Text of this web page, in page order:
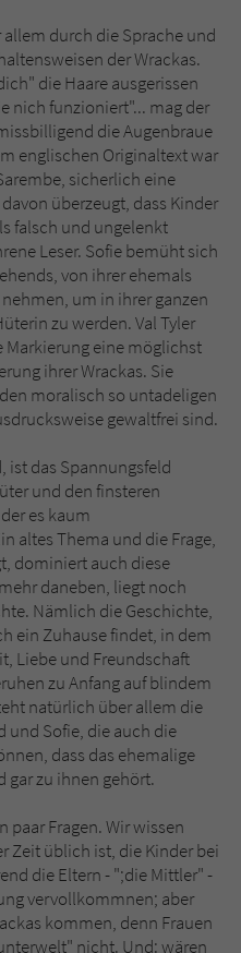
durch die Sprache und
der Wrackas.
die Haare ausgerissen
nich funzioniert"... mag der
die Augenbraue
englischen Originaltext war
sicherlich eine
überzeugt, dass Kinder
falsch und ungelenkt
Leser. Sofie bemüht sich
von ihrer ehemals
um in ihrer ganzen
zu werden. Val Tyler
eine möglichst
ihrer Wrackas. Sie
moralisch so untadeligen
gewaltfrei sind.
ist das Spannungsfeld
und den finsteren
es kaum
altes Thema und die Frage,
dominiert auch diese
daneben, liegt noch
Nämlich die Geschichte,
ein Zuhause findet, in dem
Liebe und Freundschaft
zu Anfang auf blindem
natürlich über allem die
und Sofie, die auch die
dass das ehemalige
gar zu ihnen gehört.
Fragen. Wir wissen
Zeit üblich ist, die Kinder bei
die Eltern - ";die Mittler" -
vervollkommnen; aber
kommen, denn Frauen
nicht. Und: wären